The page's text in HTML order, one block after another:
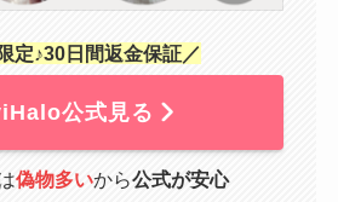
定♪30日間返金保証／
公式見る
偽物多いから公式が安心